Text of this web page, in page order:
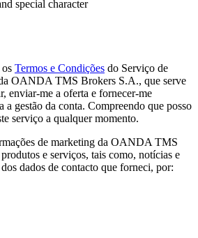
special character
Termos e Condições do Serviço de
OANDA TMS Brokers S.A., que serve
enviar-me a oferta e fornecer-me
a gestão da conta. Compreendo que posso
serviço a qualquer momento.
de marketing da OANDA TMS
e serviços, tais como, notícias e
dados de contacto que forneci, por: